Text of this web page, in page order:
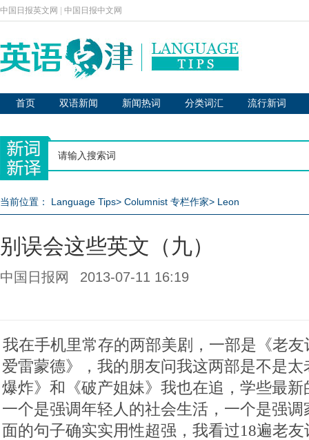
中国日报英文网 中国日报中文网
首页 双语新闻 新闻热词 分类词汇 流行新词
当前位置： Language Tips> Columnist 专栏作家> Leon
别误会这些英文（九）
中国日报网 2013-07-11 16:19
我在手机里常存的两部美剧，一部是《老
爱雷蒙德》，我的朋友问我这两部是不是
爆炸》和《破产姐妹》我也在追，学些最
一个是强调年轻人的社会生活，一个是强
面的句子确实实用性超强，我看过18遍老